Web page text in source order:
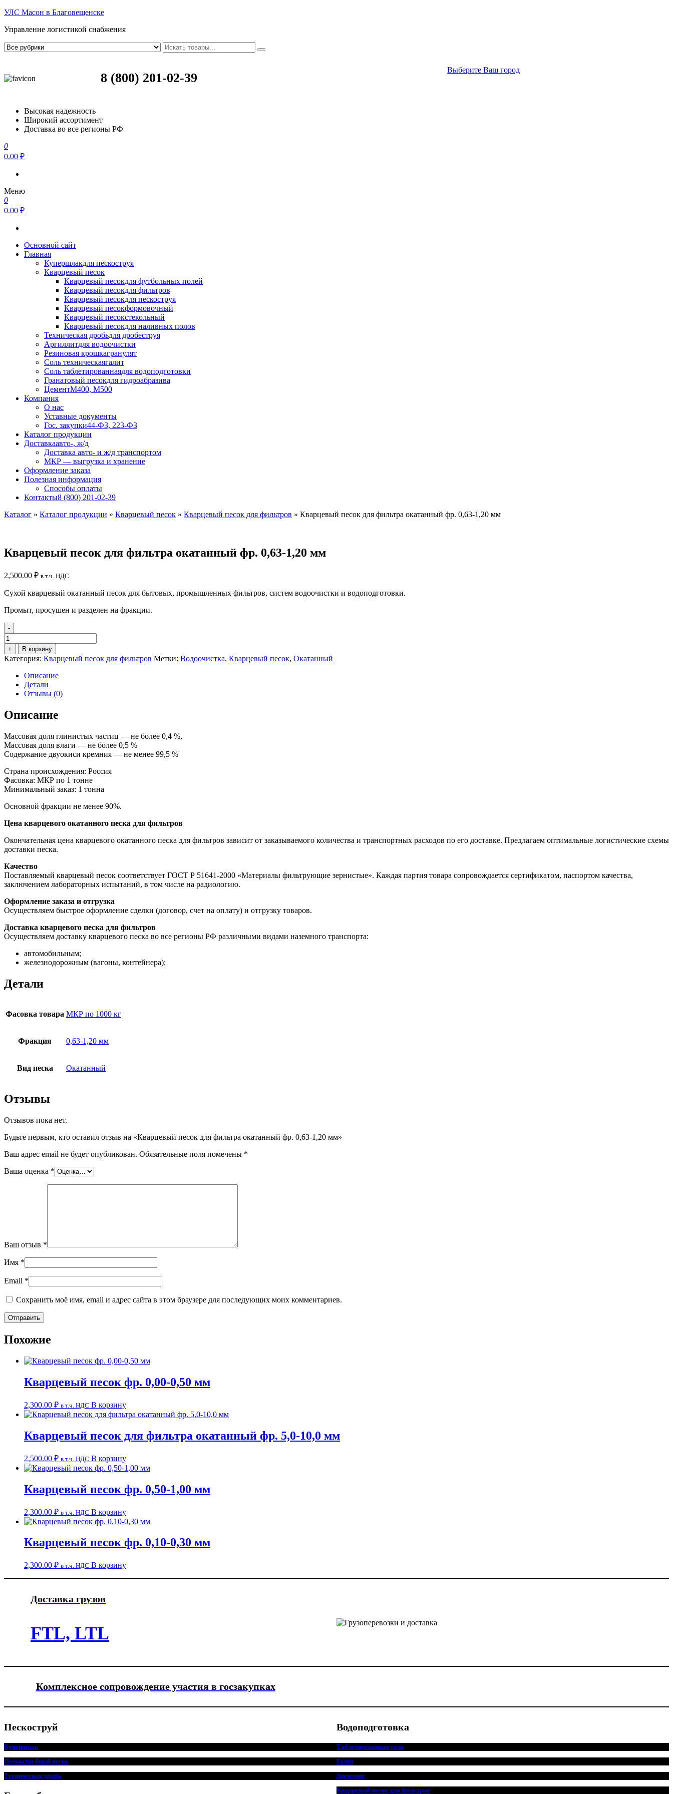
УЛС Масон в Благовещенске
Управление логистикой снабжения
8 (800) 201-02-39
Выберите Ваш город
Высокая надежность
Широкий ассортимент
Доставка во все регионы РФ
0
0.00 ₽
Меню
0
0.00 ₽
Основной сайт
Главная
Купершлакдля пескоструя
Кварцевый песок
Кварцевый песокдля футбольных полей
Кварцевый песокдля фильтров
Кварцевый песокдля пескоструя
Кварцевый песокформовочный
Кварцевый песокстекольный
Кварцевый песокдля наливных полов
Техническая дробьдля дробеструя
Аргиллитдля водоочистки
Резиновая крошкагранулят
Соль техническаягалит
Соль таблетированнаядля водоподготовки
Гранатовый песокдля гидроабразива
ЦементМ400, М500
Компания
О нас
Уставные документы
Гос. закупки44-ФЗ, 223-ФЗ
Каталог продукции
Доставкаавто-, ж/д
Доставка авто- и ж/д транспортом
МКР — выгрузка и хранение
Оформление заказа
Полезная информация
Способы оплаты
Контакты8 (800) 201-02-39
Каталог » Каталог продукции » Кварцевый песок » Кварцевый песок для фильтров » Кварцевый песок для фильтра окатанный фр. 0,63-1,20 мм
Кварцевый песок для фильтра окатанный фр. 0,63-1,20 мм
2,500.00 ₽ в т.ч. НДС
Сухой кварцевый окатанный песок для бытовых, промышленных фильтров, систем водоочистки и водоподготовки.
Промыт, просушен и разделен на фракции.
-
Количество
товара
Кварцевый
песок
фильтра
окатанный
0,63-
1,20
+ В корзину
Категория: Кварцевый песок для фильтров Метки: Водоочистка, Кварцевый песок, Окатанный
Описание
Детали
Отзывы (0)
Описание
Массовая доля глинистых частиц — не более 0,4 %,
Массовая доля влаги — не более 0,5 %
Содержание двуокиси кремния — не менее 99,5 %
Страна происхождения: Россия
Фасовка: МКР по 1 тонне
Минимальный заказ: 1 тонна
Основной фракции не менее 90%.
Цена кварцевого окатанного песка для фильтров
Окончательная цена кварцевого окатанного песка для фильтров зависит от заказываемого количества и транспортных расходов по его доставке. Предлагаем оптимальные логистические схемы
доставки песка.
Качество
Поставляемый кварцевый песок соответствует ГОСТ Р 51641-2000 «Материалы фильтрующие зернистые». Каждая партия товара сопровождается сертификатом, паспортом качества,
заключением лабораторных испытаний, в том числе на радиологию.
Оформление заказа и отгрузка
Осуществляем быстрое оформление сделки (договор, счет на оплату) и отгрузку товаров.
Доставка кварцевого песка для фильтров
Осуществляем доставку кварцевого песка во все регионы РФ различными видами наземного транспорта:
автомобильным;
железнодорожным (вагоны, контейнера);
Детали
Фасовка товара МКР по 1000 кг
Фракция 0,63-1,20 мм
Вид песка Окатанный
Отзывы
Отзывов пока нет.
Будьте первым, кто оставил отзыв на «Кварцевый песок для фильтра окатанный фр. 0,63-1,20 мм»
Ваш адрес email не будет опубликован. Обязательные поля помечены *
Ваша оценка *
Ваш отзыв *
Имя *
Email *
Сохранить моё имя, email и адрес сайта в этом браузере для последующих моих комментариев.
Похожие
Кварцевый песок фр. 0,00-0,50 мм
2,300.00 ₽ в т.ч. НДС В корзину
Кварцевый песок для фильтра окатанный фр. 5,0-10,0 мм
2,500.00 ₽ в т.ч. НДС В корзину
Кварцевый песок фр. 0,50-1,00 мм
2,300.00 ₽ в т.ч. НДС В корзину
Кварцевый песок фр. 0,10-0,30 мм
2,300.00 ₽ в т.ч. НДС В корзину
Доставка грузов
FTL, LTL
Комплексное сопровождение участия в госзакупках
Пескоструй
Купершлак
Пескоструйный песок
Техническая дробь
Водоподготовка
Таблетированная соль
Галит
Аргиллит
Кварцевый песок для фильтров